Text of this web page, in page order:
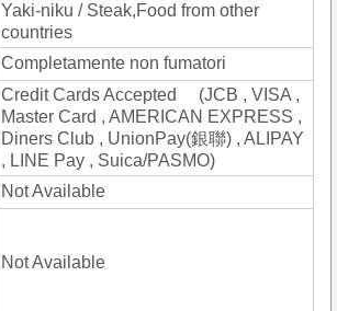
Yaki-niku / Steak,Food from other
countries
Completamente non fumatori
Credit Cards Accepted (JCB , VISA ,
Master Card , AMERICAN EXPRESS ,
Diners Club , UnionPay(銀聯) , ALIPAY
, LINE Pay , Suica/PASMO)
Not Available
Not Available